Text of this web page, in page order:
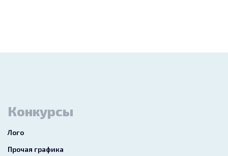
Конкурсы
Лого
Прочая графика